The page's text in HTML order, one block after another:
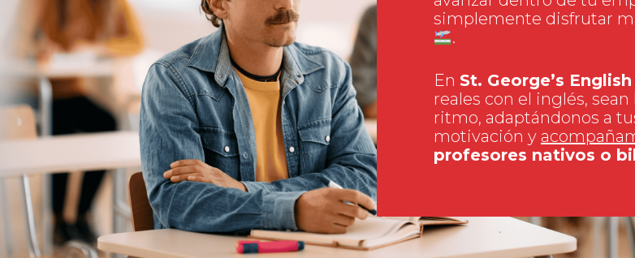
simplemente disfrutar
.
En St. George’s
reales con el inglés,
ritmo, adaptándonos a
motivación y
profesores nativos o